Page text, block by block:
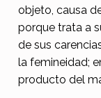
objeto, causa
porque trata a
de sus
la femineidad;
producto del